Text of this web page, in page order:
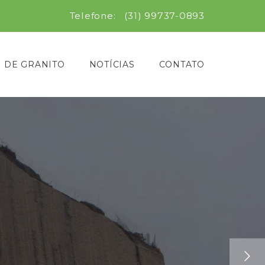
Telefone: (31) 99737-0893
DE GRANITO NOTÍCIAS CONTATO